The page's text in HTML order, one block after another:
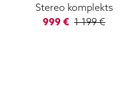
Stereo komplekts
999 € 1 199€